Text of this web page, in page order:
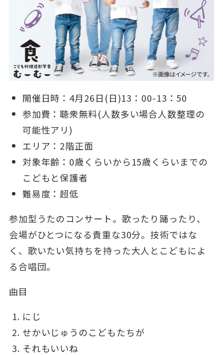
開催日時：4月26日(日)13：00-13：50
参加費：聴衆無料(人数多い場合人数整理の
可能性アリ)
エリア：2階正面
対象年齢：0歳くらいから15歳くらいまでの
こどもと保護者
難易度：超低
参加型うたのコンサート。歌ったり踊ったり、
会場がひとつになる貴重な30分。技術ではな
く、歌いたい気持ちを持った大人とこどもによ
る合唱団。
曲目
にじ
せかいじゅうのこどもたちが
それもいいね